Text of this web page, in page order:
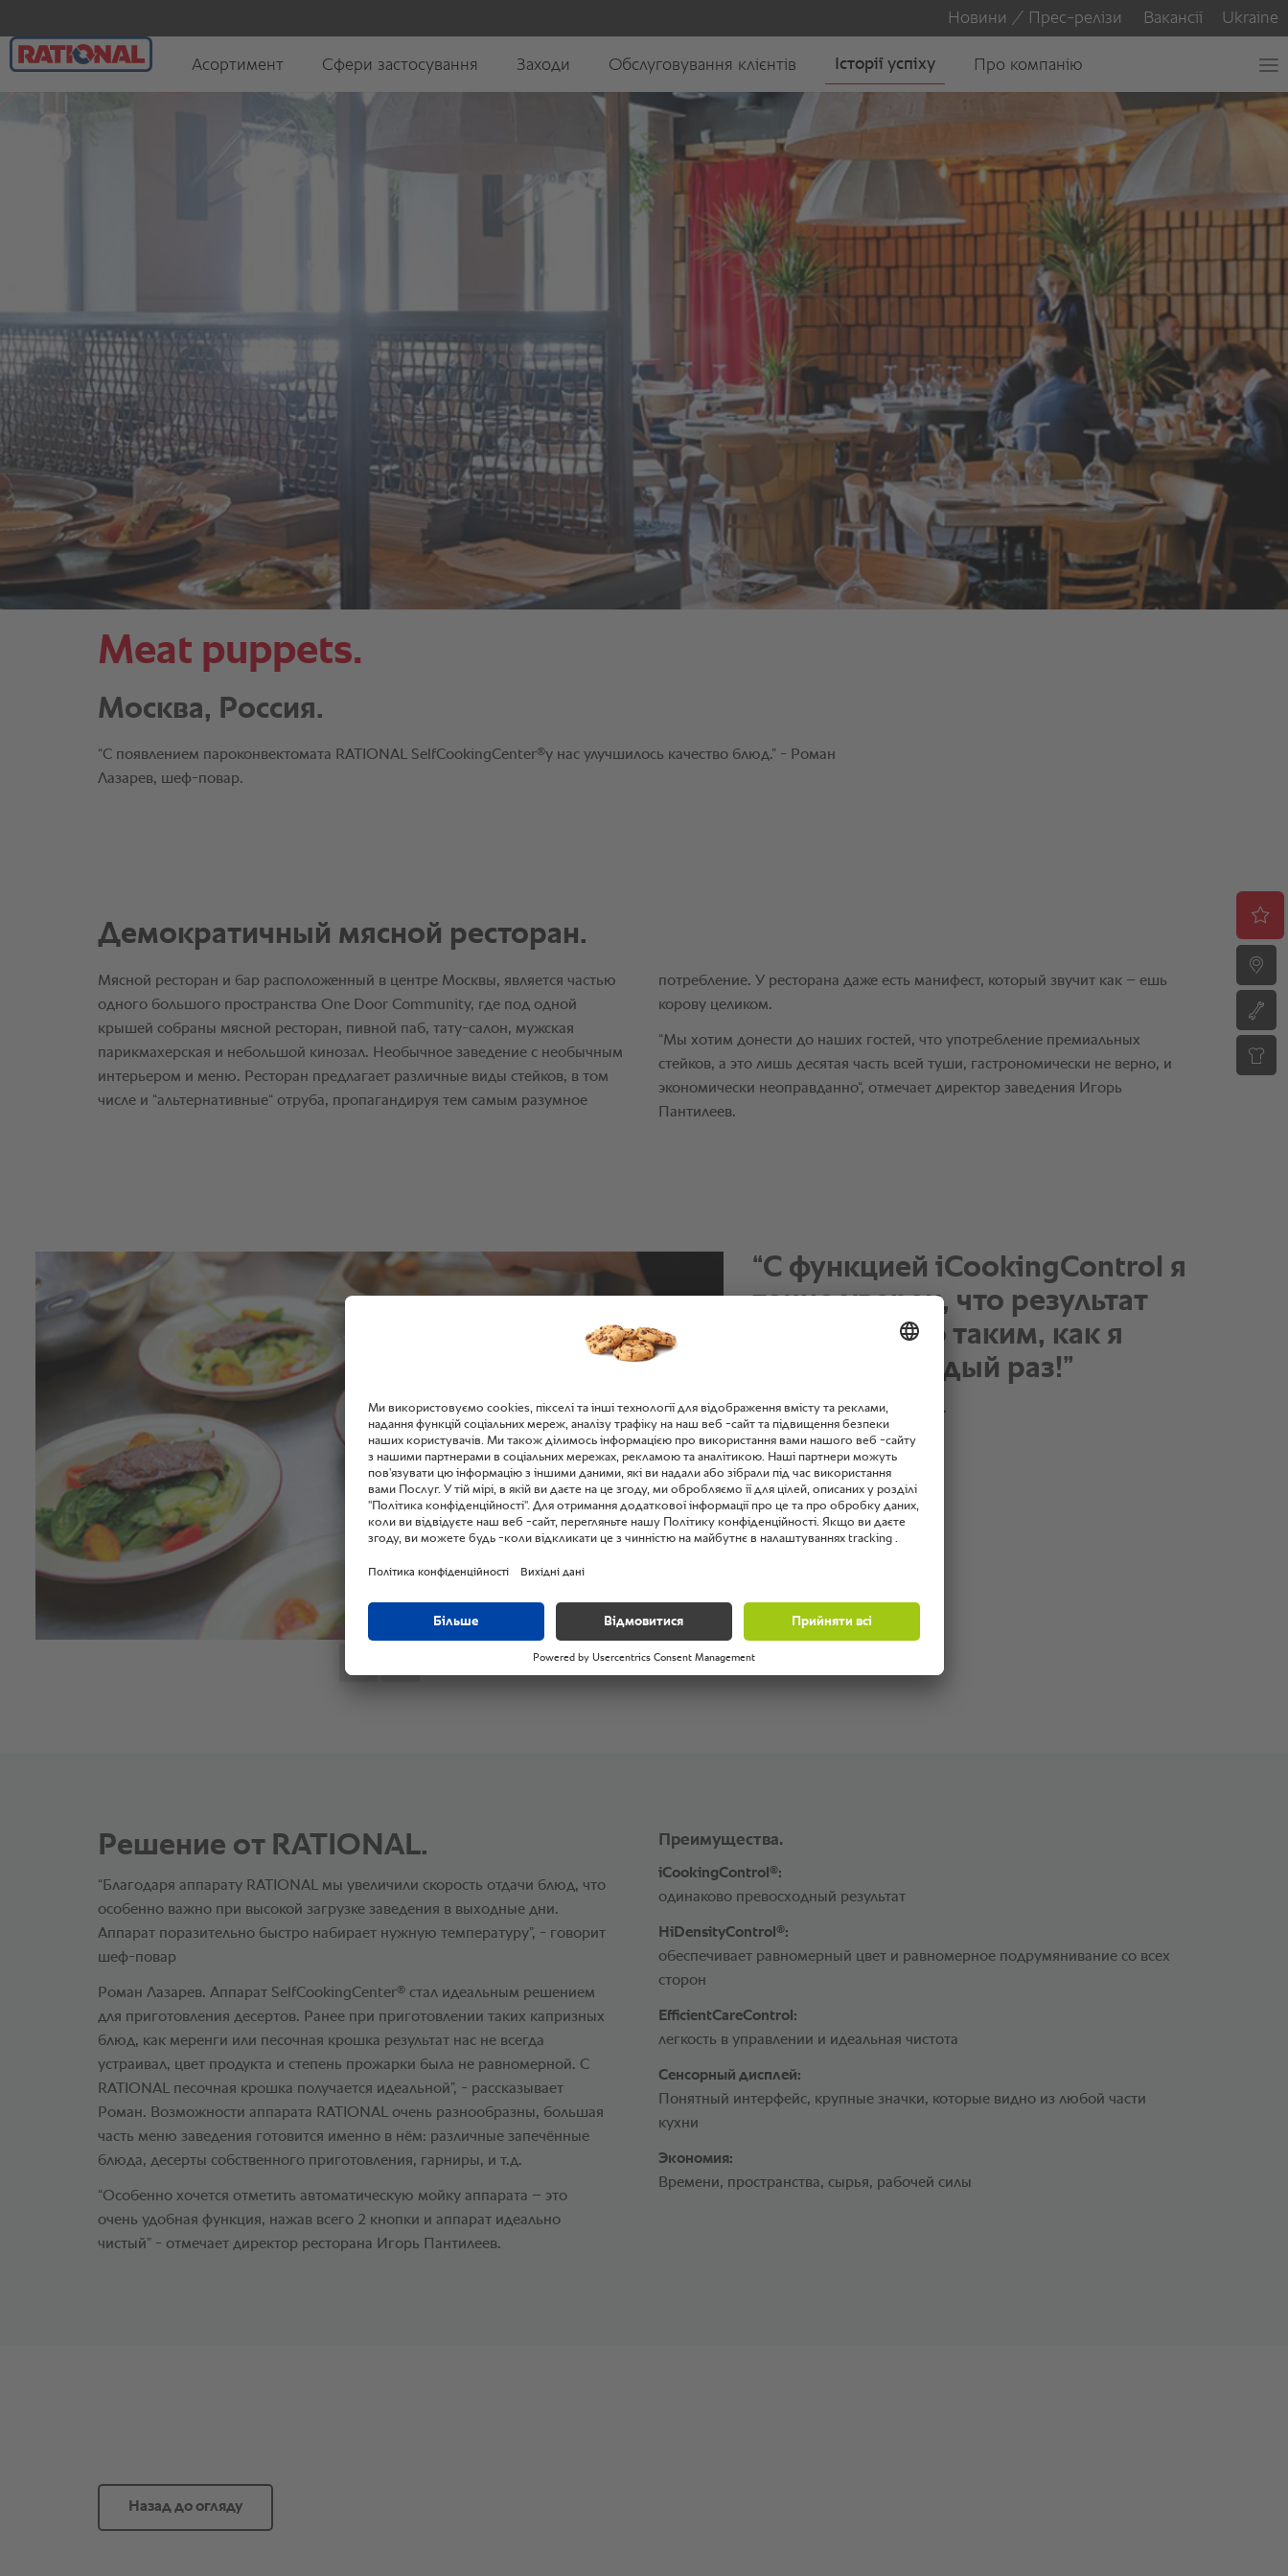
Meat puppets.
Москва, Россия.
“С появлением пароконвектомата RATIONAL SelfCookingCenter®у нас улучшилось качество блюд.” - Роман
Лазарев, шеф-повар.
“С функцией iCookingControl я
точно уверен, что результат
будет именно таким, как я
ожидаю, каждый раз!”
Роман Лазарев, шеф-повар.
Решение от RATIONAL.
“Благодаря аппарату RATIONAL мы увеличили скорость отдачи блюд, что
особенно важно при высокой загрузке заведения в выходные дни.
Аппарат поразительно быстро набирает нужную температуру”, - говорит
шеф-повар
Роман Лазарев. Аппарат SelfCookingCenter® стал идеальным решением
для приготовления десертов. Ранее при приготовлении таких капризных
блюд, как меренги или песочная крошка результат нас не всегда
устраивал, цвет продукта и степень прожарки была не равномерной. С
RATIONAL песочная крошка получается идеальной”, - рассказывает
Роман. Возможности аппарата RATIONAL очень разнообразны, большая
часть меню заведения готовится именно в нём: различные запечённые
блюда, десерты собственного приготовления, гарниры, и т.д.
“Особенно хочется отметить автоматическую мойку аппарата – это
очень удобная функция, нажав всего 2 кнопки и аппарат идеально
чистый” - отмечает директор ресторана Игорь Пантилеев.
Преимущества.
iCookingControl ®:
одинаково превосходный результат
HiDensityControl ®:
обеспечивает равномерный цвет и равномерное подрумянивание со всех
сторон
EfficientCareControl:
легкость в управлении и идеальная чистота
Сенсорный дисплей:
Понятный интерфейс, крупные значки, которые видно из любой части
кухни
Экономия:
Времени, пространства, сырья, рабочей силы
Назад до огляду